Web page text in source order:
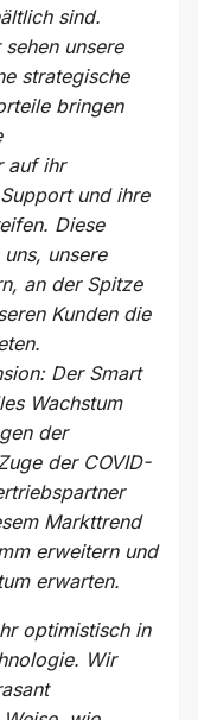
sind.
unsere
strategische
bringen
auf ihr
und ihre
Diese
unsere
an der Spitze
Kunden die
Der Smart
Wachstum
der
der COVID-
Markttrend
erweitern und
erwarten.
optimistisch in
Wir